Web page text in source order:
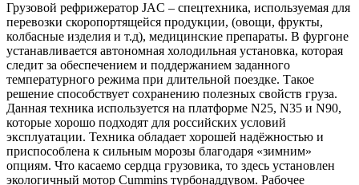
Грузовой рефрижератор JAC – спецтехника, используемая для
перевозки скоропортящейся продукции, (овощи, фрукты,
колбасные изделия и т.д), медицинские препараты. В фургоне
устанавливается автономная холодильная установка, которая
следит за обеспечением и поддержанием заданного
температурного режима при длительной поездке. Такое
решение способствует сохранению полезных свойств груза.
Данная техника используется на платформе N25, N35 и N90,
которые хорошо подходят для российских условий
эксплуатации. Техника обладает хорошей надёжностью и
приспособлена к сильным морозы благодаря «зимним»
опциям. Что касаемо сердца грузовика, то здесь установлен
экологичный мотор Cummins турбонаддувом. Рабочее